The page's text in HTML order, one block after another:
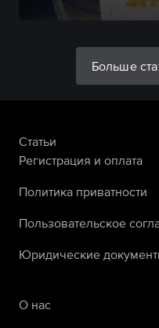
Больше
Статьи
Регистрация и оплата
Политика приватности
Пользовательское
Юридические
О нас